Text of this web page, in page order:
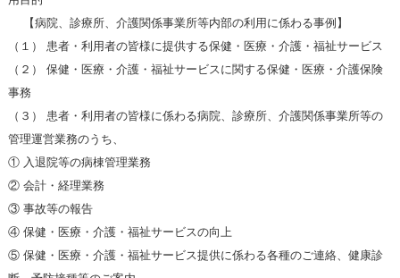
【病院、診療所、介護関係事業所等内部の利用に係わる事例】
（１） 患者・利用者の皆様に提供する保健・医療・介護・福祉サービス
（２） 保健・医療・介護・福祉サービスに関する保健・医療・介護保険
事務
（３） 患者・利用者の皆様に係わる病院、診療所、介護関係事業所等の
管理運営業務のうち、
① 入退院等の病棟管理業務
② 会計・経理業務
③ 事故等の報告
④ 保健・医療・介護・福祉サービスの向上
⑤ 保健・医療・介護・福祉サービス提供に係わる各種のご連絡、健康診